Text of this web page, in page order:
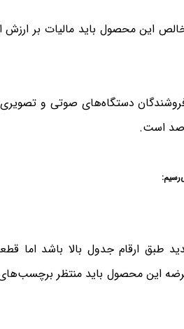
این محصول باید مالیات بر ارزش
دستگاه‌های صوتی و تصویری،
ارقام جدول بالا باشد اما
عرضه این محصول باید منتظر